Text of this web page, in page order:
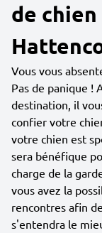
de
Vous vous
Pas de panique !
destination, il
confier votre
votre chien est
sera bénéfique
charge de la
vous avez la
rencontres afin
s'entendra le